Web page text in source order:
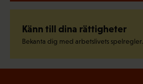
Känn till dina rättigheter
Bekanta dig med arbetslivets spelregler.